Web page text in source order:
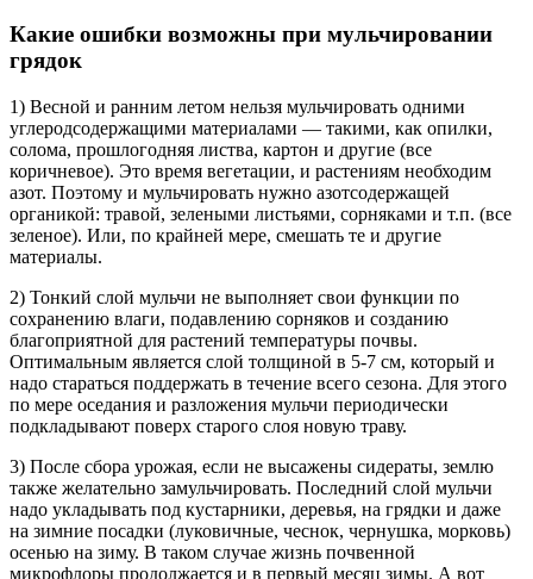
Какие ошибки возможны при мульчировании
грядок
1) Весной и ранним летом нельзя мульчировать одними
углеродсодержащими материалами — такими, как опилки,
солома, прошлогодняя листва, картон и другие (все
коричневое). Это время вегетации, и растениям необходим
азот. Поэтому и мульчировать нужно азотсодержащей
органикой: травой, зелеными листьями, сорняками и т.п. (все
зеленое). Или, по крайней мере, смешать те и другие
материалы.
2) Тонкий слой мульчи не выполняет свои функции по
сохранению влаги, подавлению сорняков и созданию
благоприятной для растений температуры почвы.
Оптимальным является слой толщиной в 5-7 см, который и
надо стараться поддержать в течение всего сезона. Для этого
по мере оседания и разложения мульчи периодически
подкладывают поверх старого слоя новую траву.
3) После сбора урожая, если не высажены сидераты, землю
также желательно замульчировать. Последний слой мульчи
надо укладывать под кустарники, деревья, на грядки и даже
на зимние посадки (луковичные, чеснок, чернушка, морковь)
осенью на зиму. В таком случае жизнь почвенной
микрофлоры продолжается и в первый месяц зимы. А вот